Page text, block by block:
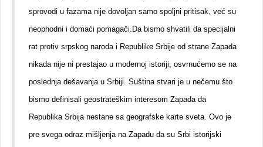
sprovodi u fazama nije dovoljan samo spoljni pritisak, već su
neophodni i domaći pomagači.Da bismo shvatili da specijalni
rat protiv srpskog naroda i Republike Srbije od strane Zapada
nikada nije ni prestajao u modernoj istoriji, osvrnućemo se na
poslednja dešavanja u Srbiji. Suština stvari je u nečemu što
bismo definisali geostrateškim interesom Zapada da
Republika Srbija nestane sa geografske karte sveta. Ovo je
pre svega odraz mišljenja na Zapadu da su Srbi istorijski